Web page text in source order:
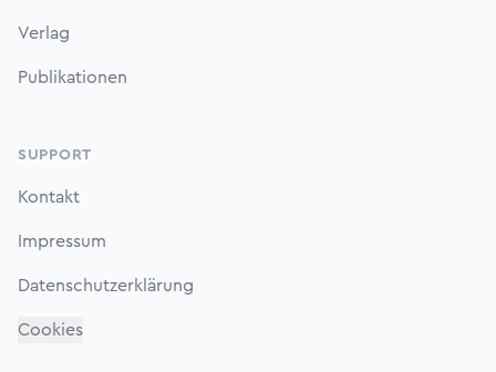
Verlag
Publikationen
SUPPORT
Kontakt
Impressum
Datenschutzerklärung
Cookies